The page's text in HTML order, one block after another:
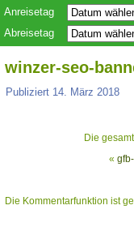
Anreisetag
Abreisetag
winzer-seo-
Publiziert 14. März 2018
Die
«
Die Kommentarfunktion ist